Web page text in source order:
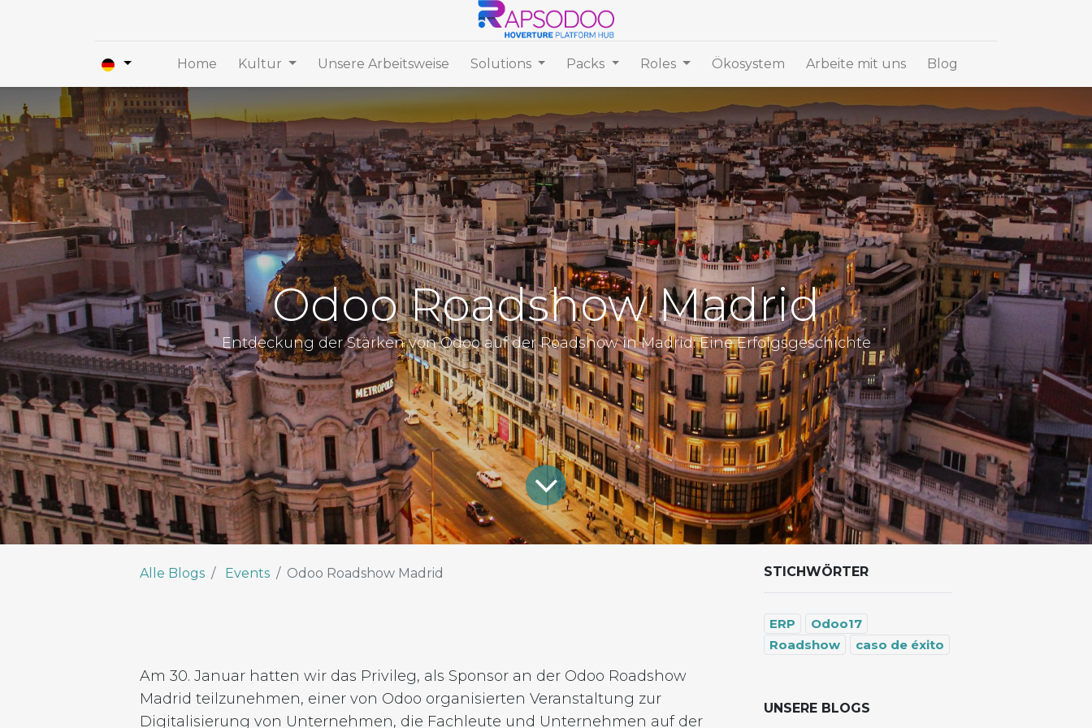
Home Kultur Unsere Arbeitsweise Solutions Packs Roles Ökosystem Arbeite mit uns Blog
Odoo Roadshow Madrid
Entdeckung der Stärken von Odoo auf der Roadshow in Madrid: Eine Erfolgsgeschichte
Alle Blogs Events Odoo Roadshow Madrid
Am 30. Januar hatten wir das Privileg, als Sponsor an der Odoo Roadshow
Madrid teilzunehmen, einer von Odoo organisierten Veranstaltung zur
Digitalisierung von Unternehmen, die Fachleute und Unternehmen auf der
STICHWÖRTER
ERP
Odoo17
Roadshow
caso de éxito
UNSERE BLOGS